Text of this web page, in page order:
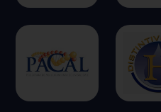
Cookies de
Cookies de